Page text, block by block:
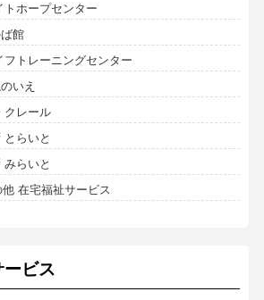
トホープセンター
館
トレーニングセンター
いえ
クレール
らいと
らいと
在宅福祉サービス
ビス